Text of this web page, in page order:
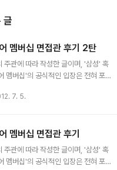
글
멤버십 면접관 후기 2탄
주관에 따라 작성한 글이며, '삼성' 혹
멤버십'의 공식적인 입장은 전혀 포함
짝~!!! 그리고 하반기에 면접 보신 분
내 조금이라도 더 도와주고 싶은 마음
구요. 같은 길을 걸어가고 있는 예비
마음도 있었고, 나도 저랬었나 싶기
7. 5.
멤버십 면접관 후기
주관에 따라 작성한 글이며, '삼성' 혹
멤버십'의 공식적인 입장은 전혀 포함